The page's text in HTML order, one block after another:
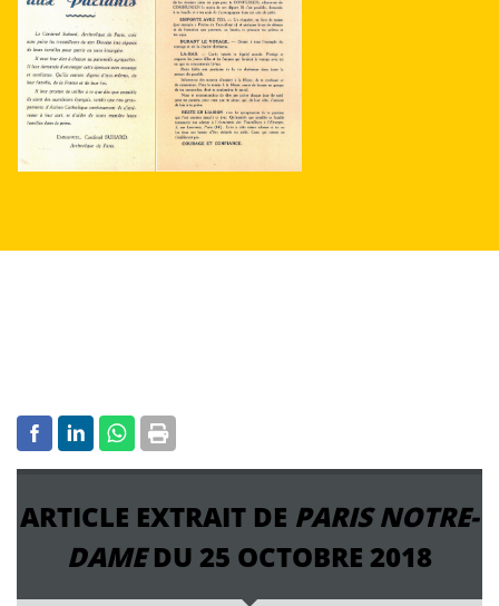
ARTICLE EXTRAIT DE PARIS NOTRE-
DAMEDU 25 OCTOBRE 2018